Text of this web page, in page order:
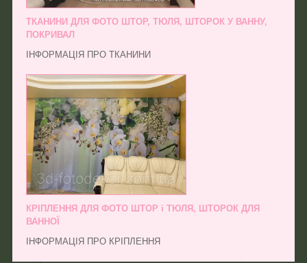
ТКАНИНИ ДЛЯ ФОТО ШТОР, ТЮЛЯ, ШТОРОК У ВАННУ,
ПОКРИВАЛ
ІНФОРМАЦІЯ ПРО ТКАНИНИ
КРІПЛЕННЯ ДЛЯ ФОТО ШТОР і ТЮЛЯ, ШТОРОК ДЛЯ
ВАННОЇ
ІНФОРМАЦІЯ ПРО КРІПЛЕННЯ